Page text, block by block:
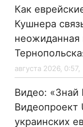
Как
Кушнера
неожиданная
августа 2026, 0:57,
Видео: «Знай
Видеопроект
украинских